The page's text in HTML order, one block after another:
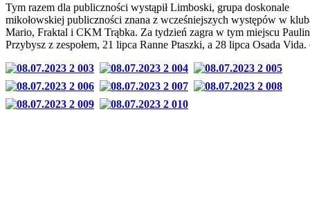
Tym razem dla publiczności wystąpił Limboski, grupa doskonale
mikołowskiej publiczności znana z wcześniejszych występów w
Mario, Fraktal i CKM Trąbka. Za tydzień zagra w tym miejscu
Przybysz z zespołem, 21 lipca Ranne Ptaszki, a 28 lipca Osada Vida.